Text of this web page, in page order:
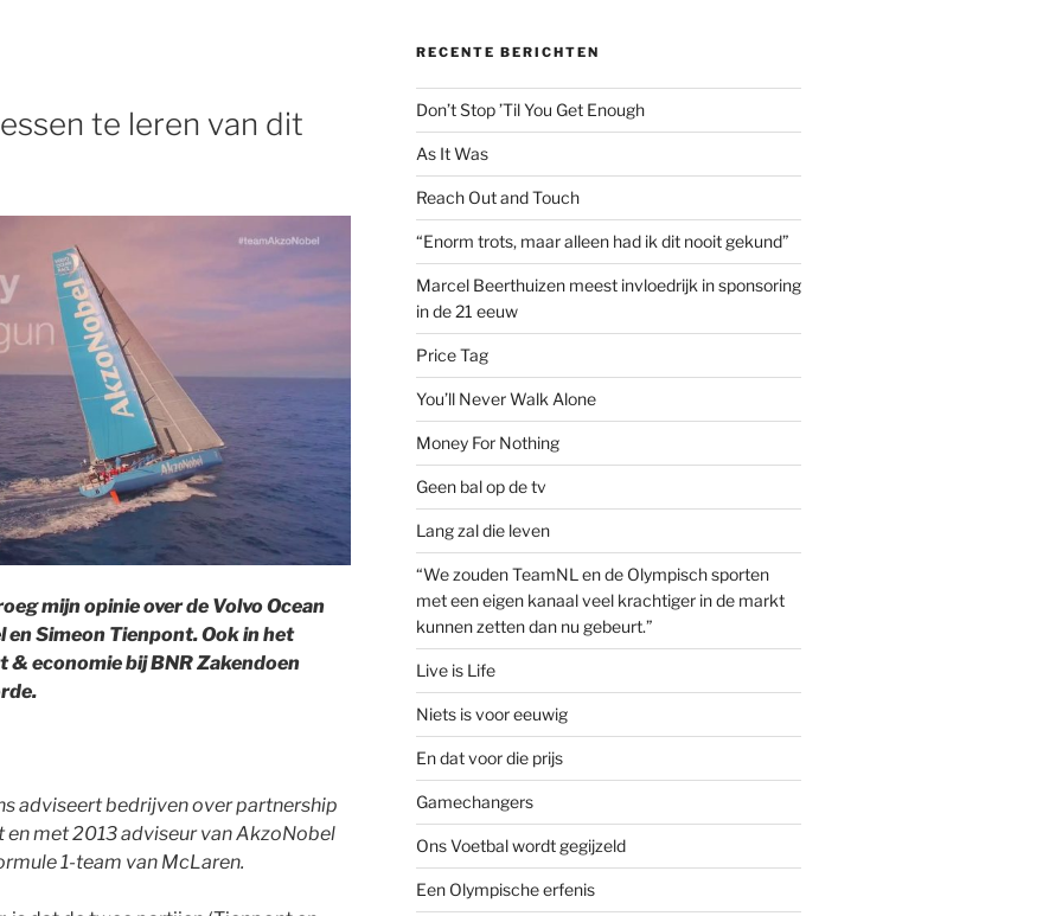
te leren van dit
mijn opinie over de Volvo Ocean
Simeon Tienpont. Ook in het
& economie bij BNR Zakendoen
adviseert bedrijven over partnership
met 2013 adviseur van AkzoNobel
1-team van McLaren.
RECENTE BERICHTEN
Don’t Stop ’Til You Get Enough
As It Was
Reach Out and Touch
“Enorm trots, maar alleen had ik dit nooit gekund”
Marcel Beerthuizen meest invloedrijk in sponsoring
in de 21 eeuw
Price Tag
You’ll Never Walk Alone
Money For Nothing
Geen bal op de tv
Lang zal die leven
“We zouden TeamNL en de Olympisch sporten
met een eigen kanaal veel krachtiger in de markt
kunnen zetten dan nu gebeurt.”
Live is Life
Niets is voor eeuwig
En dat voor die prijs
Gamechangers
Ons Voetbal wordt gegijzeld
Een Olympische erfenis